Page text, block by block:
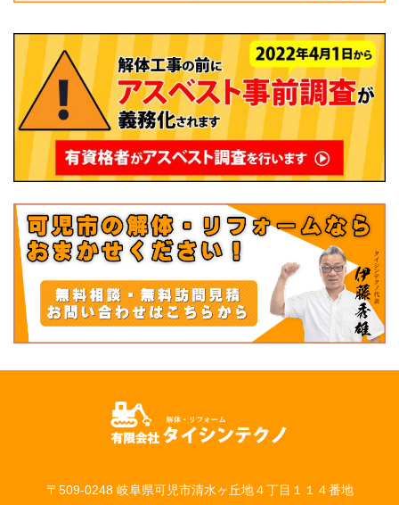
〒509-0248 岐阜県可児市清水ヶ丘地４丁目１１４番地